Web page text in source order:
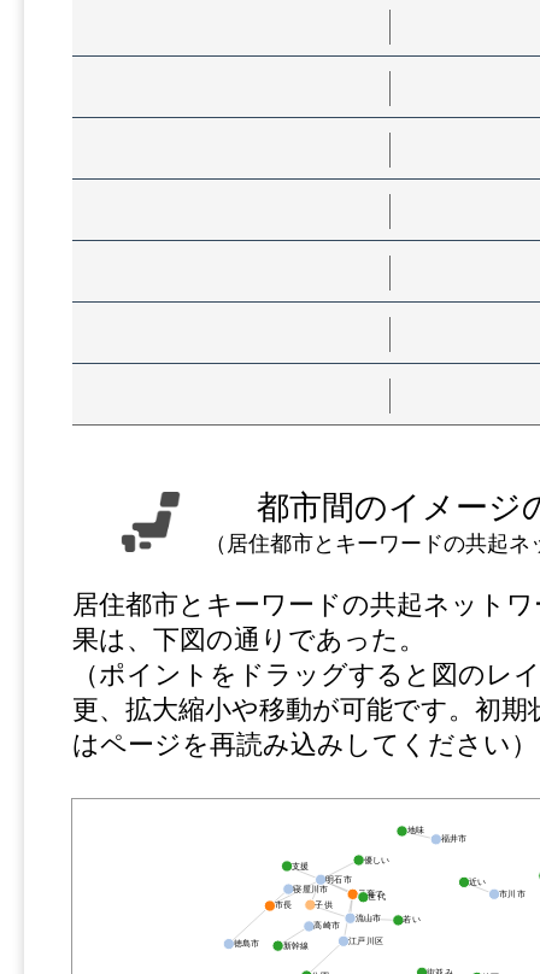
都市間のイメージ
（居住都市とキーワードの共起
居住都市とキーワードの共起ネット
果は、下図の通りであった。
（ポイントをドラッグすると図のレ
更、拡大縮小や移動が可能です。初期
はページを再読み込みしてください）
江戸川区
子育て
新幹線
高崎市
近い
市川市
市長
寝屋川市
街並み
徳島市
地味
福井市
子供
明石市
世代
支援
優しい
流山市 若い